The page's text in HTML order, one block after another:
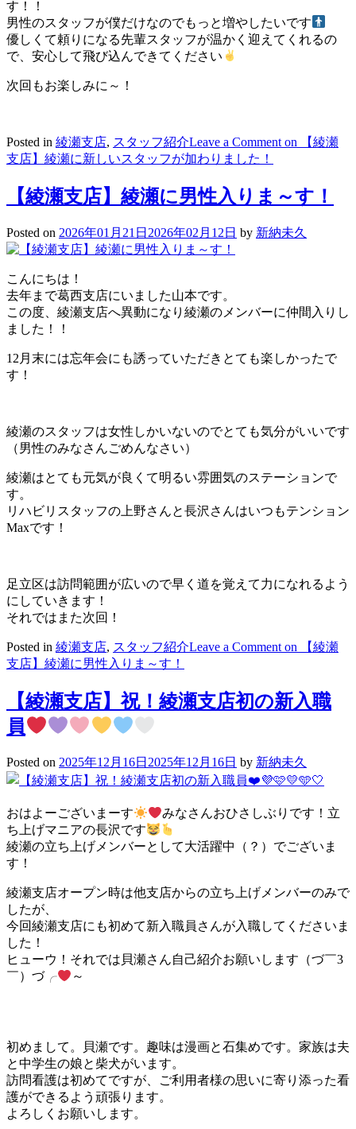
す！！
男性のスタッフが僕だけなのでもっと増やしたいです
優しくて頼りになる先輩スタッフが温かく迎えてくれるの
で、安心して飛び込んできてください
次回もお楽しみに～！
Posted in 綾瀬支店, スタッフ紹介Leave a Comment on 【綾瀬
支店】綾瀬に新しいスタッフが加わりました！
【綾瀬支店】綾瀬に男性入りま～す！
Posted on 2026年01月21日 2026年02月12日 by 新納未久
こんにちは！
去年まで葛西支店にいました山本です。
この度、綾瀬支店へ異動になり綾瀬のメンバーに仲間入りし
ました！！
12月末には忘年会にも誘っていただきとても楽しかったで
す！
綾瀬のスタッフは女性しかいないのでとても気分がいいです
（男性のみなさんごめんなさい）
綾瀬はとても元気が良くて明るい雰囲気のステーションで
す。
リハビリスタッフの上野さんと長沢さんはいつもテンション
Maxです！
足立区は訪問範囲が広いので早く道を覚えて力になれるよう
にしていきます！
それではまた次回！
Posted in 綾瀬支店, スタッフ紹介Leave a Comment on 【綾瀬
支店】綾瀬に男性入りま～す！
【綾瀬支店】祝！綾瀬支店初の新入職
員
Posted on 2025年12月16日 2025年12月16日 by 新納未久
おはよーございまーす
みなさんおひさしぶりです！立
ち上げマニアの長沢です
綾瀬の立ち上げメンバーとして大活躍中（？）でございま
す！
綾瀬支店オープン時は他支店からの立ち上げメンバーのみで
したが、
今回綾瀬支店にも初めて新入職員さんが入職してくださいま
した！
ヒューウ！それでは貝瀬さん自己紹介お願いします（づ￣3
￣）づ╭
～
初めまして。貝瀬です。趣味は漫画と石集めです。家族は夫
と中学生の娘と柴犬がいます。
訪問看護は初めてですが、ご利用者様の思いに寄り添った看
護ができるよう頑張ります。
よろしくお願いします。